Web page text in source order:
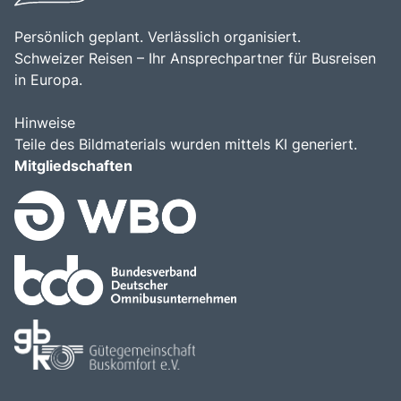
Persönlich geplant. Verlässlich organisiert.
Schweizer Reisen – Ihr Ansprechpartner für Busreisen
in Europa.
Hinweise
Teile des Bildmaterials wurden mittels KI generiert.
Mitgliedschaften